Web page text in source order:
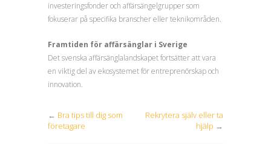
investeringsfonder och affärsängelgrupper som
fokuserar på specifika branscher eller teknikområden.
Framtiden för affärsänglar i Sverige
Det svenska affärsänglalandskapet fortsätter att vara
en viktig del av ekosystemet för entreprenörskap och
innovation.
← Bra tips till dig som
företagare
Rekrytera själv eller ta
hjälp →